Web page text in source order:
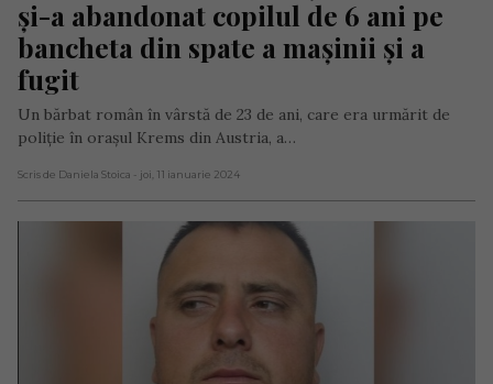
și-a abandonat copilul de 6 ani pe
bancheta din spate a mașinii și a
fugit
Un bărbat român în vârstă de 23 de ani, care era urmărit de
poliție în orașul Krems din Austria, a…
Scris de Daniela Stoica - joi, 11 ianuarie 2024